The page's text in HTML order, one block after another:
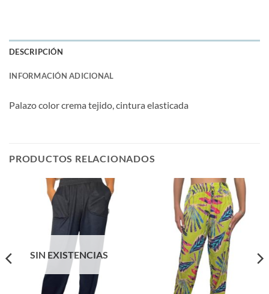
DESCRIPCIÓN
INFORMACIÓN ADICIONAL
Palazo color crema tejido, cintura elasticada
PRODUCTOS RELACIONADOS
SIN EXISTENCIAS